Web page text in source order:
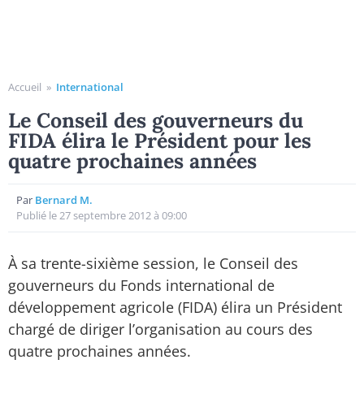
Accueil » International
Le Conseil des gouverneurs du
FIDA élira le Président pour les
quatre prochaines années
Par Bernard M.
Publié le 27 septembre 2012 à 09:00
À sa trente-sixième session, le Conseil des
gouverneurs du Fonds international de
développement agricole (FIDA) élira un Président
chargé de diriger l’organisation au cours des
quatre prochaines années.